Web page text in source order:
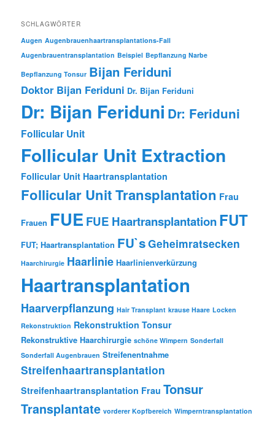
SCHLAGWÖRTER
Augen Augenbrauenhaartransplantations-Fall
Augenbrauentransplantation Beispiel Bepflanzung Narbe
Bepflanzung Tonsur Bijan Feriduni
Doktor Bijan Feriduni Dr. Bijan Feriduni
Dr: Bijan Feriduni Dr: Feriduni
Follicular Unit
Follicular Unit Extraction
Follicular Unit Haartransplantation
Follicular Unit Transplantation Frau
Frauen FUE FUE HaartransplantationFUT
FUT; Haartransplantation FU`sGeheimratsecken
Haarchirurgie Haarlinie Haarlinienverkürzung
Haartransplantation
Haarverpflanzung Hair Transplant krause Haare Locken
Rekonstruktion Rekonstruktion Tonsur
Rekonstruktive Haarchirurgie schöne Wimpern Sonderfall
Sonderfall Augenbrauen Streifenentnahme
Streifenhaartransplantation
Streifenhaartransplantation Frau Tonsur
Transplantate vorderer Kopfbereich Wimperntransplantation